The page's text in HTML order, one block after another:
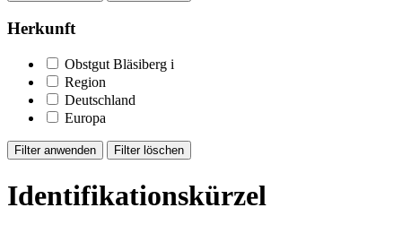
Herkunft
Obstgut Bläsiberg i
Region
Deutschland
Europa
Identifikationskürzel